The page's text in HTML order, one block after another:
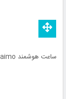
ساعت هوشمند Oraimo مدل IW1 - مشکی